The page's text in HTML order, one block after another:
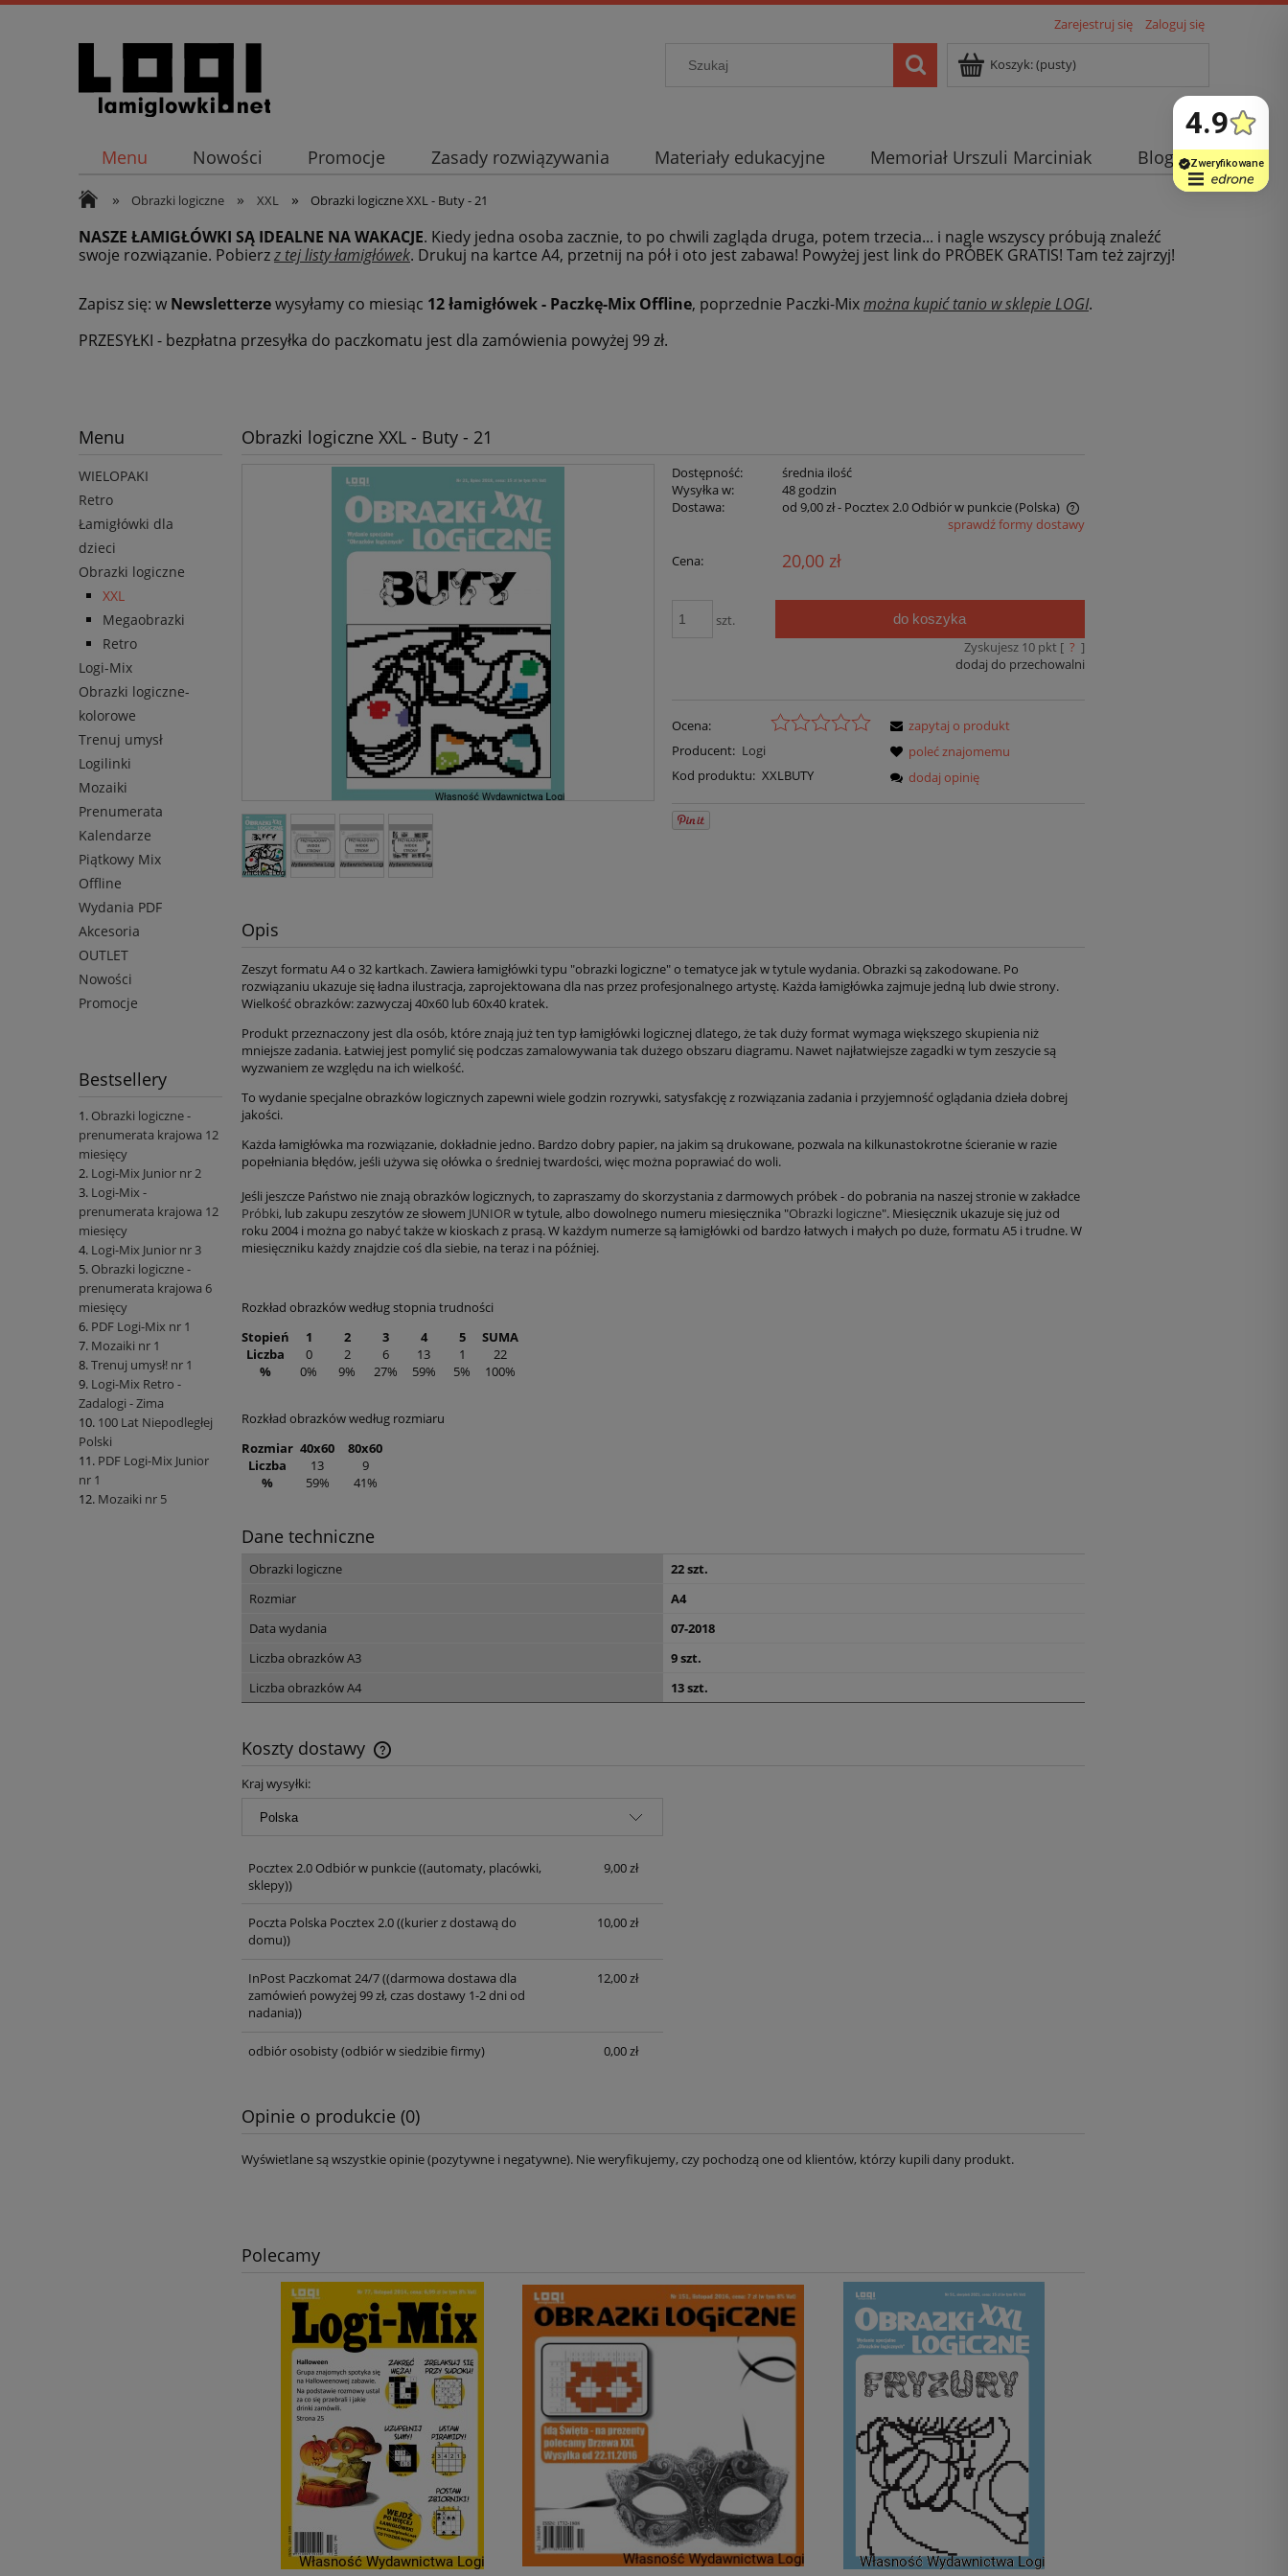
Zarejestruj się Zaloguj się
Koszyk:(pusty)
Menu Nowości Promocje Zasady rozwiązywania Materiały edukacyjne Memoriał Urszuli Marciniak Blog
» Obrazki logiczne » XXL » Obrazki logiczne XXL - Buty - 21
NASZE ŁAMIGŁÓWKI SĄ IDEALNE NA WAKACJE. Kiedy jedna osoba zacznie, to po chwili zagląda druga, potem trzecia... i nagle wszyscy próbują znaleźć
swoje rozwiązanie. Pobierzz tej listy łamigłówek. Drukuj na kartce A4, przetnij na pół i oto jest zabawa! Powyżej jest link do PRÓBEK GRATIS! Tam też zajrzyj!
Zapisz się: w Newsletterzewysyłamy co miesiąc 12 łamigłówek - Paczkę-Mix Offline, poprzednie Paczki-Mixmożna kupić tanio w sklepie LOGI.
PRZESYŁKI - bezpłatna przesyłka do paczkomatu jest dla zamówienia powyżej 99 zł.
Menu
WIELOPAKI
Retro
Łamigłówki dla
dzieci
Obrazki logiczne
XXL
Megaobrazki
Retro
Logi-Mix
Obrazki logiczne-
kolorowe
Trenuj umysł
Logilinki
Mozaiki
Prenumerata
Kalendarze
Piątkowy Mix
Offline
Wydania PDF
Akcesoria
OUTLET
Nowości
Promocje
Bestsellery
Obrazki logiczne -
prenumerata krajowa 12
miesięcy
Logi-Mix Junior nr 2
Logi-Mix -
prenumerata krajowa 12
miesięcy
Logi-Mix Junior nr 3
Obrazki logiczne -
prenumerata krajowa 6
miesięcy
PDF Logi-Mix nr 1
Mozaiki nr 1
Trenuj umysł! nr 1
Logi-Mix Retro -
Zadalogi - Zima
100 Lat Niepodległej
Polski
PDF Logi-Mix Junior
nr 1
Mozaiki nr 5
Obrazki logiczne XXL - Buty - 21
Dostępność:
średnia ilość
Wysyłka w:
48 godzin
Dostawa:
od 9,00 zł- Pocztex 2.0 Odbiór w punkcie(Polska)
sprawdź formy dostawy
Cena: 20,00 zł
szt. do koszyka
Zyskujesz 10pkt [ ? ]
dodaj do przechowalni
Ocena:
Producent: Logi
Kod produktu: XXLBUTY
zapytaj o produkt
poleć znajomemu
dodaj opinię
Opis
Zeszyt formatu A4 o 32 kartkach. Zawiera łamigłówki typu "obrazki logiczne" o tematyce jak w tytule wydania. Obrazki są zakodowane. Po
rozwiązaniu ukazuje się ładna ilustracja, zaprojektowana dla nas przez profesjonalnego artystę. Każda łamigłówka zajmuje jedną lub dwie strony.
Wielkość obrazków: zazwyczaj 40x60 lub 60x40 kratek.
Produkt przeznaczony jest dla osób, które znają już ten typ łamigłówki logicznej dlatego, że tak duży format wymaga większego skupienia niż
mniejsze zadania. Łatwiej jest pomylić się podczas zamalowywania tak dużego obszaru diagramu. Nawet najłatwiejsze zagadki w tym zeszycie są
wyzwaniem ze względu na ich wielkość.
To wydanie specjalne obrazków logicznych zapewni wiele godzin rozrywki, satysfakcję z rozwiązania zadania i przyjemność oglądania dzieła dobrej
jakości.
Każda łamigłówka ma rozwiązanie, dokładnie jedno. Bardzo dobry papier, na jakim są drukowane, pozwala na kilkunastokrotne ścieranie w razie
popełniania błędów, jeśli używa się ołówka o średniej twardości, więc można poprawiać do woli.
Jeśli jeszcze Państwo nie znają obrazków logicznych, to zapraszamy do skorzystania z darmowych próbek - do pobrania na naszej stronie w zakładce
Próbki, lub zakupu zeszytów ze słowem JUNIORw tytule, albo dowolnego numeru miesięcznika "Obrazki logiczne". Miesięcznik ukazuje się już od
roku 2004 i można go nabyć także w kioskach z prasą. W każdym numerze są łamigłówki od bardzo łatwych i małych po duże, formatu A5 i trudne. W
miesięczniku każdy znajdzie coś dla siebie, na teraz i na później.
Rozkład obrazków według stopnia trudności
Stopień
1 2 3 4 5
SUMA
Liczba
0 2 6 13 1
22
%
0% 9% 27% 59% 5% 100%
Rozkład obrazków według rozmiaru
Rozmiar 40x60
80x60
Liczba
13
9
%
59% 41%
Dane techniczne
Obrazki logiczne
22 szt.
Rozmiar
A4
Data wydania
07-2018
Liczba obrazków A3
9 szt.
Liczba obrazków A4
13 szt.
Koszty dostawy
Kraj wysyłki:
Pocztex 2.0 Odbiór w punkcie((automaty, placówki,
sklepy))
9,00 zł
Poczta Polska Pocztex 2.0((kurier z dostawą do
domu))
10,00 zł
InPost Paczkomat 24/7((darmowa dostawa dla
zamówień powyżej 99 zł, czas dostawy 1-2 dni od
nadania))
12,00 zł
odbiór osobisty(odbiór w siedzibie firmy) 0,00 zł
Opinie o produkcie (0)
Wyświetlane są wszystkie opinie (pozytywne i negatywne). Nie weryfikujemy, czy pochodzą one od klientów, którzy kupili dany produkt.
Polecamy